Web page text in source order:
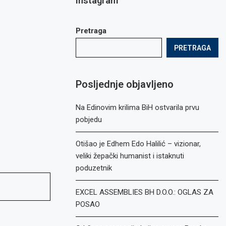
Pretraga
PRETRAGA
Posljednje objavljeno
Na Edinovim krilima BiH ostvarila prvu
pobjedu
Otišao je Edhem Edo Halilić – vizionar,
veliki žepački humanist i istaknuti
poduzetnik
EXCEL ASSEMBLIES BH D.O.O.: OGLAS ZA
POSAO